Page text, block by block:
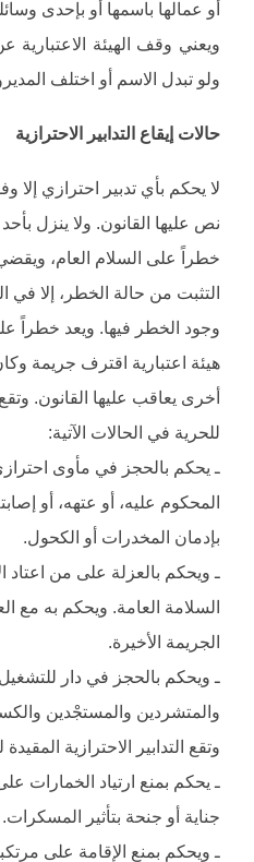
أو عمالها باسمها أو بإحدى
ويعني وقف الهيئة
ولو تبدل الاسم أو اختلف
حالات إيقاع التدابير الاحترازية
لا يحكم بأي تدبير احترازي
نص عليها القانون. ولا ينزل
خطراً على السلام العام، ويقضي
التثبت من حالة الخطر، إلا في
وجود الخطر فيها. ويعد خطراً
هيئة اعتبارية اقترف جريمة
أخرى يعاقب عليها القانون. وتقع
للحرية في الحالات الآتية:
ـ يحكم بالحجز في مأوى
المحكوم عليه، أو عتهه، أو
بإدمان المخدرات أو الكحول.
ـ ويحكم بالعزلة على من
السلامة العامة. ويحكم به مع
الجريمة الأخيرة.
ـ ويحكم بالحجز في دار
والمتشردين والمستجْدين
وتقع التدابير الاحترازية
ـ يحكم بمنع ارتياد الخمارات
جناية أو جنحة بتأثير المسكرات.
ـ ويحكم بمنع الإقامة على